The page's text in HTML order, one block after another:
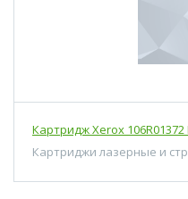
Картридж Xerox
Картриджи лазерные и